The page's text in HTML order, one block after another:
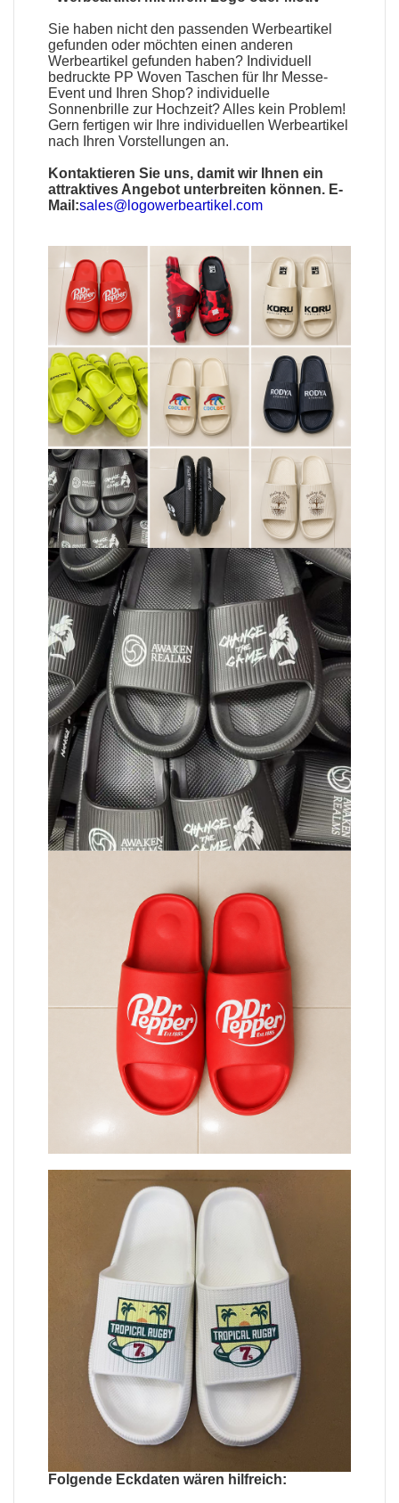
Sie haben nicht den passendenWerbeartikel
gefunden oder möchten einen anderen
Werbeartikel gefunden haben? Individuell
bedruckte PP Woven Taschen für Ihr Messe-
Event und Ihren Shop? individuelle
Sonnenbrille zur Hochzeit? Alles kein Problem!
Gern fertigen wir Ihre individuellen Werbeartikel
nach Ihren Vorstellungen an.
Kontaktieren Sie uns, damit wir Ihnen ein
attraktives Angebot unterbreiten können. E-
Mail:sales@logowerbeartikel.com
Folgende Eckdaten wären hilfreich: